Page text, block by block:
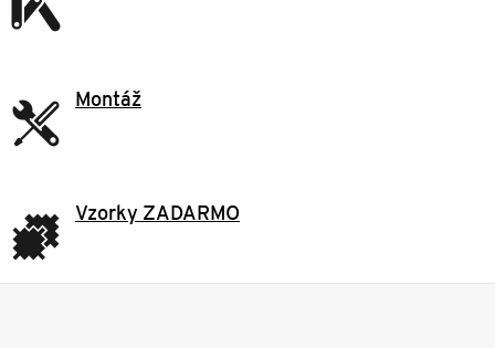
Montáž
Vzorky ZADARMO